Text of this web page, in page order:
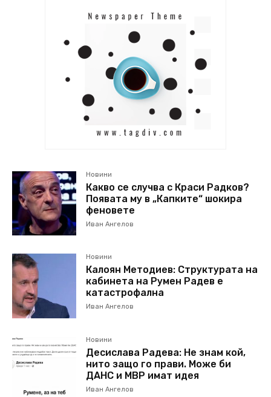
Новини
Какво се случва с Краси Радков?
Появата му в „Капките“ шокира
феновете
Иван Ангелов
Новини
Калоян Методиев: Структурата на
кабинета на Румен Радев е
катастрофална
Иван Ангелов
Новини
Десислава Радева: Не знам кой,
нито защо го прави. Може би
ДАНС и МВР имат идея
Иван Ангелов